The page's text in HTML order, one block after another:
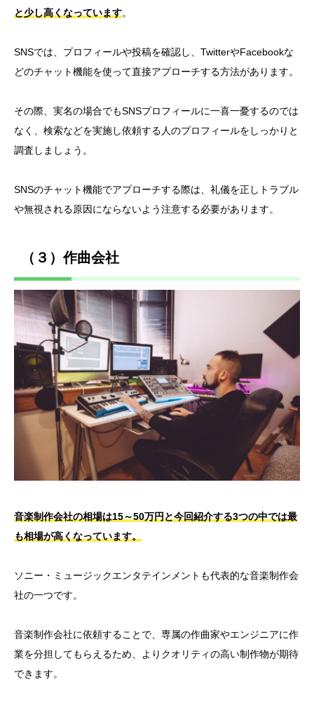
と少し高くなっています。
SNSでは、プロフィールや投稿を確認し、TwitterやFacebookな
どのチャット機能を使って直接アプローチする方法があります。
その際、実名の場合でもSNSプロフィールに一喜一憂するのでは
なく、検索などを実施し依頼する人のプロフィールをしっかりと
調査しましょう。
SNSのチャット機能でアプローチする際は、礼儀を正しトラブル
や無視される原因にならないよう注意する必要があります。
（３）作曲会社
音楽制作会社の相場は15～50万円と今回紹介する3つの中では最
も相場が高くなっています。
ソニー・ミュージックエンタテインメントも代表的な音楽制作会
社の一つです。
音楽制作会社に依頼することで、専属の作曲家やエンジニアに作
業を分担してもらえるため、よりクオリティの高い制作物が期待
できます。